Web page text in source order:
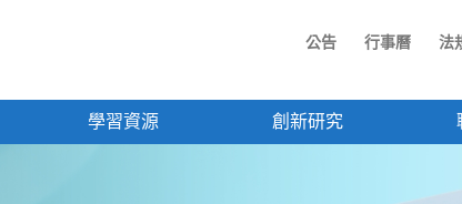
公告 行事曆 法
學習資源 創新研究